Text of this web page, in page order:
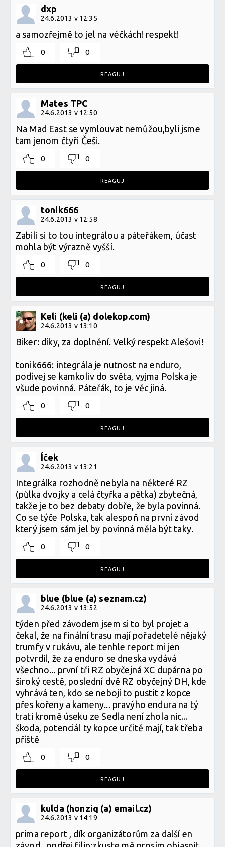
dxp
24.6.2013 v 12:35
a samozřejmě to jel na véčkách! respekt!
0 0
REAGUJ
Mates TPC
24.6.2013 v 12:50
Na Mad East se vymlouvat nemůžou,byli jsme
tam jenom čtyři Češi.
0 0
REAGUJ
tonik666
24.6.2013 v 12:58
Zabili si to tou integrálou a páteřákem, účast
mohla být výrazně vyšší.
0 0
REAGUJ
Keli (keli (a) dolekop.com)
24.6.2013 v 13:10
Biker: díky, za doplnění. Velký respekt Alešovi!
tonik666: integrála je nutnost na enduro,
podívej se kamkoliv do světa, vyjma Polska je
všude povinná. Páteřák, to je věc jiná.
0 0
REAGUJ
Íček
24.6.2013 v 13:21
Integrálka rozhodně nebyla na některé RZ
(půlka dvojky a celá čtyřka a pětka) zbytečná,
takže je to bez debaty dobře, že byla povinná.
Co se týče Polska, tak alespoň na první závod
který jsem sám jel by povinná měla být taky.
0 0
REAGUJ
blue (blue (a) seznam.cz)
24.6.2013 v 13:52
týden před závodem jsem si to byl projet a
čekal, že na finální trasu mají pořadetelé nějaký
trumfy v rukávu, ale tenhle report mi jen
potvrdil, že za enduro se dneska vydává
všechno... první tři RZ obyčejná XC dupárna po
široký cestě, poslední dvě RZ obyčejný DH, kde
vyhrává ten, kdo se nebojí to pustit z kopce
přes kořeny a kameny... pravýho endura na tý
trati kromě úseku ze Sedla není zhola nic...
škoda, potenciál ty kopce určitě mají, tak třeba
příště
0 0
REAGUJ
kulda (honziq (a) email.cz)
24.6.2013 v 14:19
prima report , dík organizátorům za další en